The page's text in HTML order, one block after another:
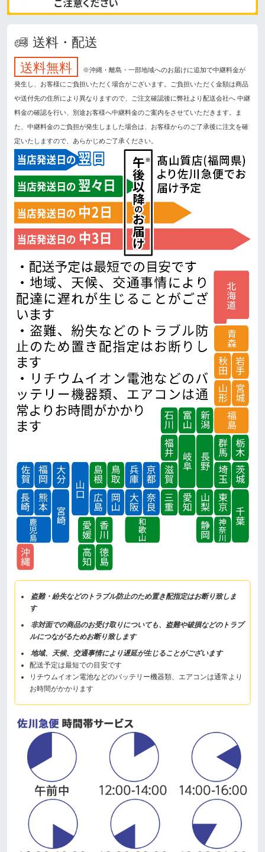
送料・配送
送料無料
※沖縄・離島・一部地域へのお届けに追加で中継料金が
発生し、お客様にご負担いただく場合がございます。ご負担いただく金額は商品
や送付先の住所により異なりますので、ご注文確認後に弊社より配送会社へ 中継
料金の確認を行い、別途お客様へ中継料金のご案内をさせていただきます。ま
た、中継料金のご負担が発生しました場合は、お客様からのご了承後に注文を確
定いたしますので、あらかじめご了承ください。
盗難・紛失などのトラブル防止のため置き配指定はお断り致しま
す
非対面での商品のお受け取りについても、盗難や破損などのトラブ
ルにつながるためお断り致します
地域、天候、交通事情により遅延が生じることがございます
配送予定は最短での目安です
リチウムイオン電池などのバッテリー機器類、エアコンは通常より
お時間がかかります